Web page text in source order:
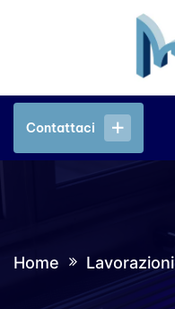
Contattaci
Contattaci
Home Lavorazioni